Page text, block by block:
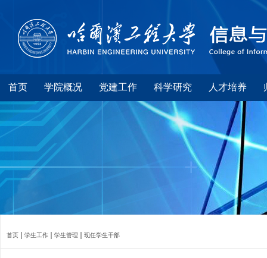
首页 学院概况 党建工作 科学研究 人才培养
首页 学生工作 学生管理 现任学生干部